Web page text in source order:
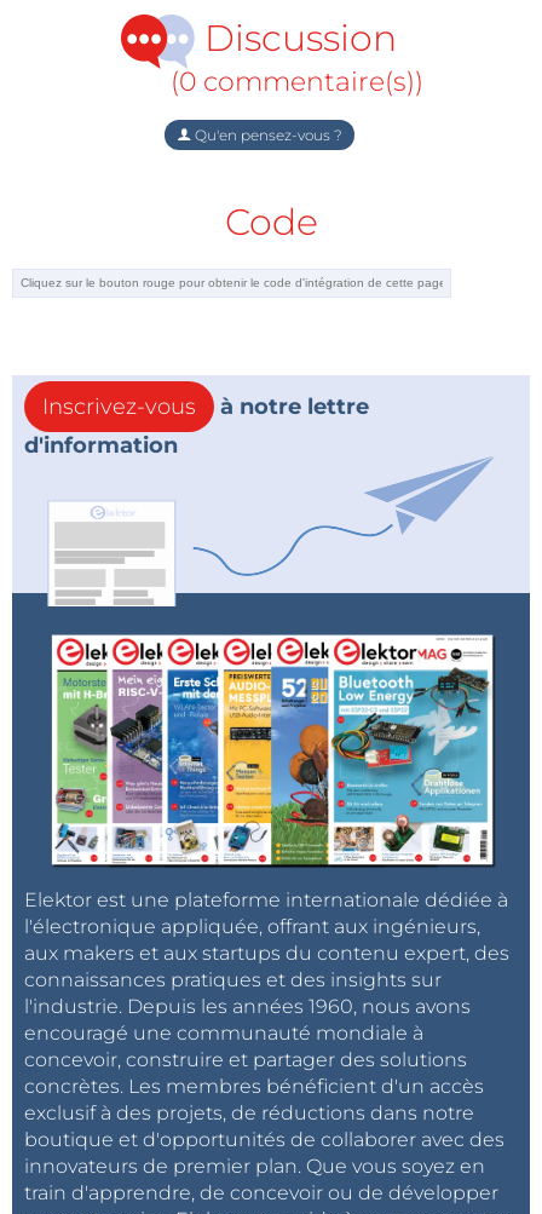
Discussion
(0 commentaire(s))
Qu'en pensez-vous ?
Code
Inscrivez-vous
à notre lettre
d'information
Elektor est une plateforme internationale dédiée à
l'électronique appliquée, offrant aux ingénieurs,
aux makers et aux startups du contenu expert, des
connaissances pratiques et des insights sur
l'industrie. Depuis les années 1960, nous avons
encouragé une communauté mondiale à
concevoir, construire et partager des solutions
concrètes. Les membres bénéficient d'un accès
exclusif à des projets, de réductions dans notre
boutique et d'opportunités de collaborer avec des
innovateurs de premier plan. Que vous soyez en
train d'apprendre, de concevoir ou de développer